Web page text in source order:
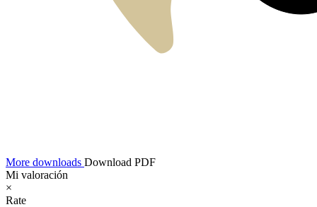
More downloads Download PDF
Mi valoración
×
Rate